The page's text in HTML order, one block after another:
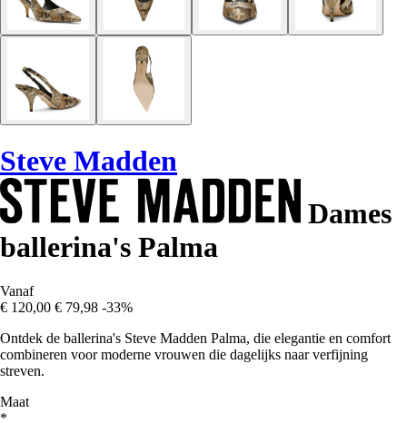
Steve Madden
Dames
ballerina's Palma
Vanaf
€ 120,00 € 79,98 -33%
Ontdek de ballerina's Steve Madden Palma, die elegantie en comfort
combineren voor moderne vrouwen die dagelijks naar verfijning
streven.
Maat
*